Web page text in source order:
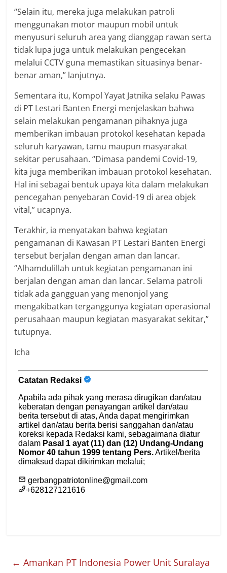
“Selain itu, mereka juga melakukan patroli
menggunakan motor maupun mobil untuk
menyusuri seluruh area yang dianggap rawan serta
tidak lupa juga untuk melakukan pengecekan
melalui CCTV guna memastikan situasinya benar-
benar aman,” lanjutnya.
Sementara itu, Kompol Yayat Jatnika selaku Pawas
di PT Lestari Banten Energi menjelaskan bahwa
selain melakukan pengamanan pihaknya juga
memberikan imbauan protokol kesehatan kepada
seluruh karyawan, tamu maupun masyarakat
sekitar perusahaan. “Dimasa pandemi Covid-19,
kita juga memberikan imbauan protokol kesehatan.
Hal ini sebagai bentuk upaya kita dalam melakukan
pencegahan penyebaran Covid-19 di area objek
vital,” ucapnya.
Terakhir, ia menyatakan bahwa kegiatan
pengamanan di Kawasan PT Lestari Banten Energi
tersebut berjalan dengan aman dan lancar.
“Alhamdulillah untuk kegiatan pengamanan ini
berjalan dengan aman dan lancar. Selama patroli
tidak ada gangguan yang menonjol yang
mengakibatkan terganggunya kegiatan operasional
perusahaan maupun kegiatan masyarakat sekitar,”
tutupnya.
Icha
← Amankan PT Indonesia Power Unit Suralaya